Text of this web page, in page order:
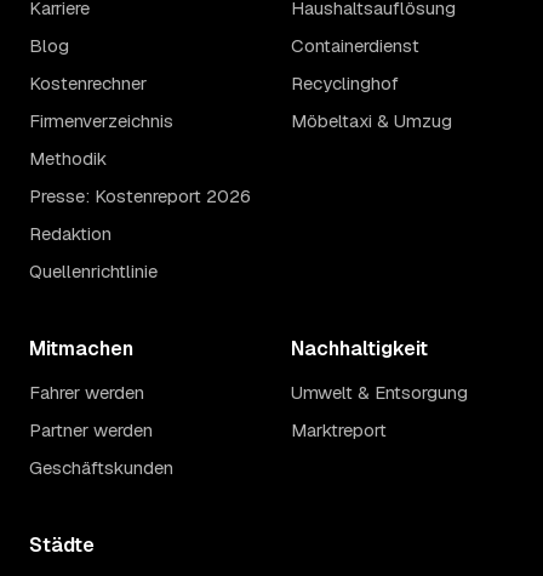
Karriere
Blog
Kostenrechner
Firmenverzeichnis
Methodik
Presse: Kostenreport 2026
Redaktion
Quellenrichtlinie
Haushaltsauflösung
Containerdienst
Recyclinghof
Möbeltaxi & Umzug
Mitmachen
Fahrer werden
Partner werden
Geschäftskunden
Nachhaltigkeit
Umwelt & Entsorgung
Marktreport
Städte